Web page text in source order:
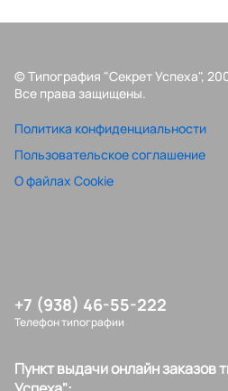
© Типография "Секрет Успеха",
Все права защищены.
Политика конфиденциальности
Пользовательское соглашение
О файлах Cookie
+7 (938) 46-55-222
Телефон типографии
Пункт выдачи онлайн заказов